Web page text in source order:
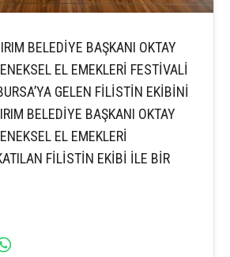
BELEDİYE BAŞKANI OKTAY
EL EMEKLERİ FESTİVALİ
GELEN FİLİSTİN EKİBİNİ
BELEDİYE BAŞKANI OKTAY
EL EMEKLERİ
FİLİSTİN EKİBİ İLE BİR